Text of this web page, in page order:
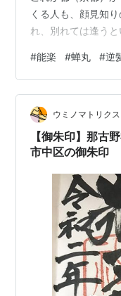
くる人も、顔見知
れ、別れては逢う
天皇の皇子に仕え
説がある。 【蝉丸
番目物。各流。 作
喜帝（醍醐天皇）の
ったので、 帝は清
せ…
#能楽 #蝉丸 #逆
ウミノマトリクス
【御朱印】那古
市中区の御朱印